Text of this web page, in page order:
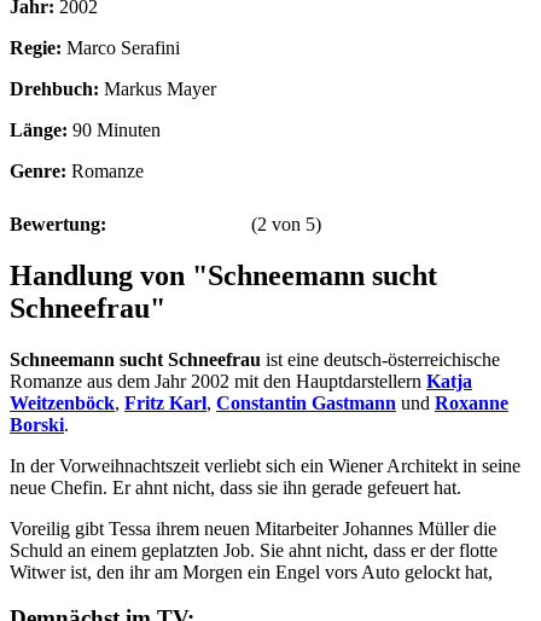
Jahr: 2002
Regie: Marco Serafini
Drehbuch: Markus Mayer
Länge: 90 Minuten
Genre: Romanze
Bewertung: (2 von 5)
Handlung von "Schneemann sucht
Schneefrau"
Schneemann sucht Schneefrau ist eine deutsch-österreichische
Romanze aus dem Jahr 2002 mit den Hauptdarstellern Katja
Weitzenböck, Fritz Karl, Constantin Gastmann und Roxanne
Borski.
In der Vorweihnachtszeit verliebt sich ein Wiener Architekt in seine
neue Chefin. Er ahnt nicht, dass sie ihn gerade gefeuert hat.
Voreilig gibt Tessa ihrem neuen Mitarbeiter Johannes Müller die
Schuld an einem geplatzten Job. Sie ahnt nicht, dass er der flotte
Witwer ist, den ihr am Morgen ein Engel vors Auto gelockt hat,